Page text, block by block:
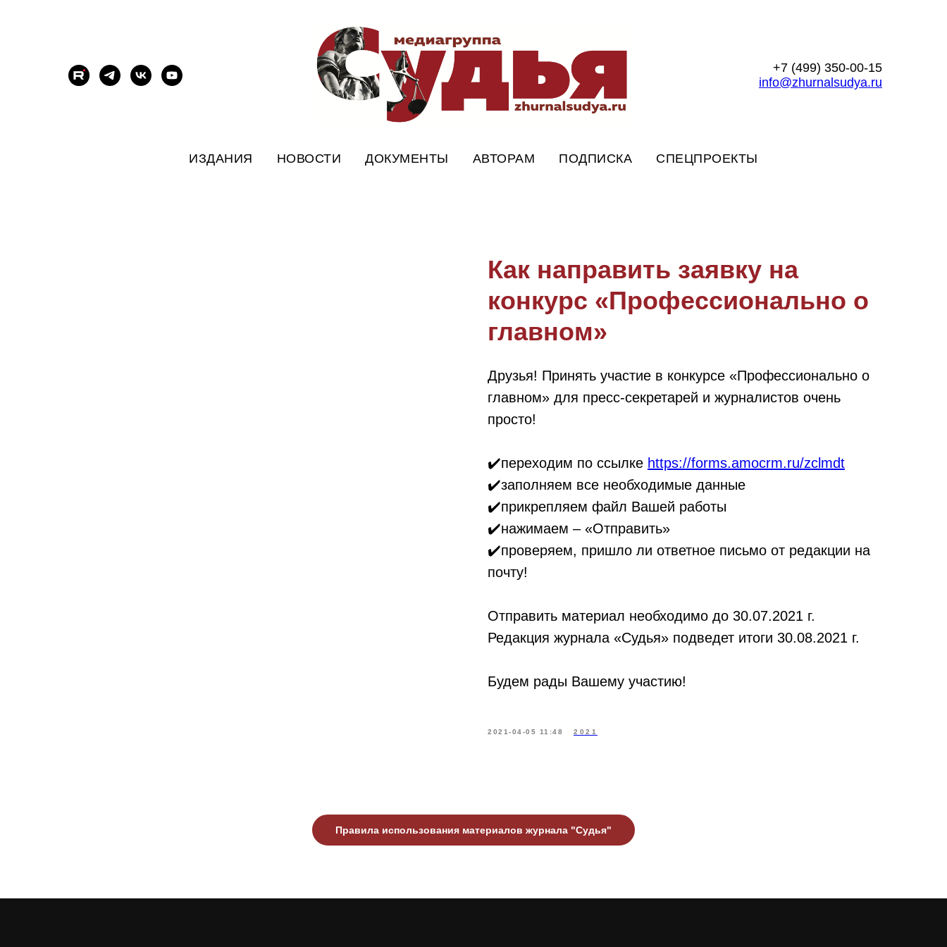
+7 (499) 350-00-15
info@zhurnalsudya.ru
ИЗДАНИЯ НОВОСТИ ДОКУМЕНТЫ АВТОРАМ ПОДПИСКА СПЕЦПРОЕКТЫ
Как направить заявку на
конкурс «Профессионально о
главном»
Друзья! Принять участие в конкурсе «Профессионально о
главном» для пресс-секретарей и журналистов очень
просто!
✔️переходим по ссылке https://forms.amocrm.ru/zclmdt
✔️заполняем все необходимые данные
✔️прикрепляем файл Вашей работы
✔️нажимаем – «Отправить»
✔️проверяем, пришло ли ответное письмо от редакции на
почту!
Отправить материал необходимо до 30.07.2021 г.
Редакция журнала «Судья» подведет итоги 30.08.2021 г.
Будем рады Вашему участию!
2021-04-05 11:48 2021
Правила использования материалов журнала "Судья"